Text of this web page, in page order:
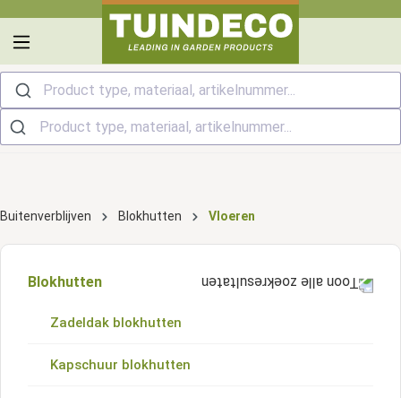
Product type, materiaal, artikelnummer...
Buitenverblijven Blokhutten Vloeren
Blokhutten
Zadeldak blokhutten
Kapschuur blokhutten